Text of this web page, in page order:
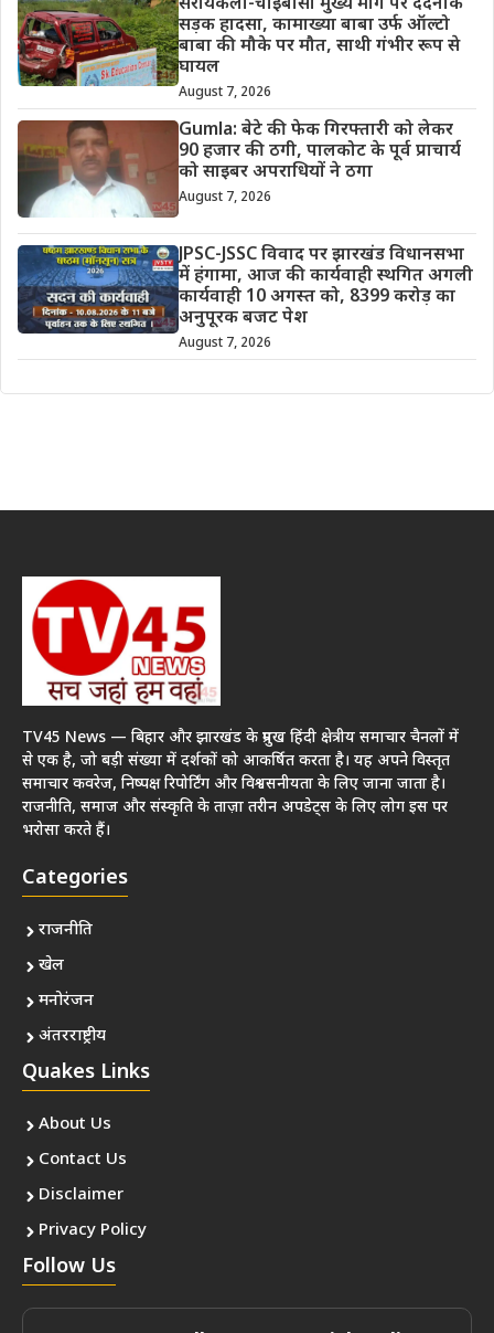
सड़क हादसा, कामाख्या बाबा उर्फ ऑल्टो
बाबा की मौके पर मौत, साथी गंभीर रूप से
घायल
August 7, 2026
Gumla: बेटे की फेक गिरफ्तारी को लेकर
90 हजार की ठगी, पालकोट के पूर्व प्राचार्य
को साइबर अपराधियों ने ठगा
August 7, 2026
JPSC-JSSC विवाद पर झारखंड विधानसभा
में हंगामा, आज की कार्यवाही स्थगित अगली
कार्यवाही 10 अगस्त को, 8399 करोड़ का
अनुपूरक बजट पेश
August 7, 2026
TV45 News — बिहार और झारखंड के प्रमुख हिंदी क्षेत्रीय समाचार चैनलों में
से एक है, जो बड़ी संख्या में दर्शकों को आकर्षित करता है। यह अपने विस्तृत
समाचार कवरेज, निष्पक्ष रिपोर्टिंग और विश्वसनीयता के लिए जाना जाता है।
राजनीति, समाज और संस्कृति के ताज़ा तरीन अपडेट्स के लिए लोग इस पर
भरोसा करते हैं।
Categories
राजनीति
खेल
मनोरंजन
अंतरराष्ट्रीय
Quakes Links
About Us
Contact Us
Disclaimer
Privacy Policy
Follow Us